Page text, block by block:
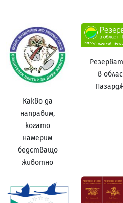
Какво да
направим,
когато
намерим
бедстващо
животно
в